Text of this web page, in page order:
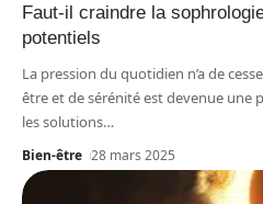
Faut-il craindre la
potentiels
La pression du quotidien n’a de
être et de sérénité est devenue une
les solutions…
Bien-être 28 mars 2025